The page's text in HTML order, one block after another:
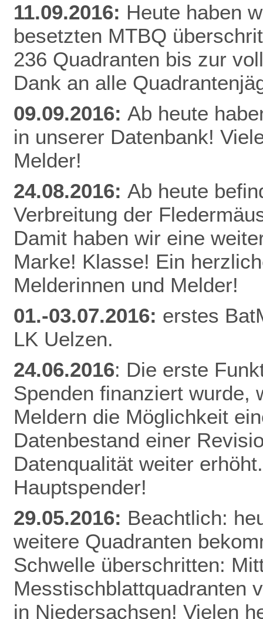
11.09.2016: Heute haben
besetzten MTBQ
236 Quadranten bis zur
Dank an alle
09.09.2016: Ab heute
in unserer Datenbank!
Melder!
24.08.2016: Ab heute
Verbreitung der
Damit haben wir eine
Marke! Klasse! Ein
Melderinnen und Melder!
01.-03.07.2016: erstes
LK Uelzen.
24.06.2016: Die erste
Spenden finanziert wurde,
Meldern die Möglichkeit
Datenbestand einer
Datenqualität weiter
Hauptspender!
29.05.2016: Beachtlich:
weitere Quadranten
Schwelle überschritten:
Messtischblattquadranten
in Niedersachsen! Vielen